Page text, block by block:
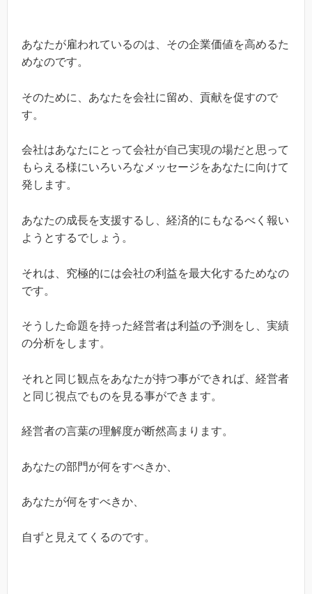
あなたが雇われているのは、その企業価値を高めるた
めなのです。
そのために、あなたを会社に留め、貢献を促すので
す。
会社はあなたにとって会社が自己実現の場だと思って
もらえる様にいろいろなメッセージをあなたに向けて
発します。
あなたの成長を支援するし、経済的にもなるべく報い
ようとするでしょう。
それは、究極的には会社の利益を最大化するためなの
です。
そうした命題を持った経営者は利益の予測をし、実績
の分析をします。
それと同じ観点をあなたが持つ事ができれば、経営者
と同じ視点でものを見る事ができます。
経営者の言葉の理解度が断然高まります。
あなたの部門が何をすべきか、
あなたが何をすべきか、
自ずと見えてくるのです。